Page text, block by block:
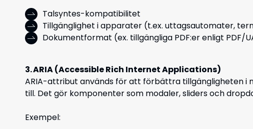
Talsyntes-kompatibilitet
Tillgänglighet i apparater (t.ex. uttagsautomater,
Dokumentformat (ex. tillgängliga PDF:er enligt PDF/
3. ARIA (Accessible Rich Internet Applications)
ARIA-attribut används för att förbättra tillgängligheten i
till. Det gör komponenter som modaler, sliders och
Exempel: